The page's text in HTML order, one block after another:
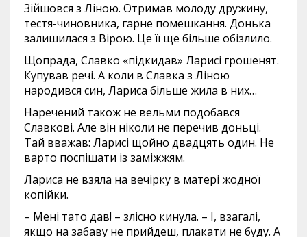
Зійшовся з Ліною. Отримав молоду дружину,
тестя-чиновника, гарне помешкання. Донька
залишилася з Вірою. Це її ще більше обізлило.
Щопрада, Славко «підкидав» Ларисі грошенят.
Купував речі. А коли в Славка з Ліною
народився син, Лариса більше жила в них…
Наречений також не вельми подобався
Славкові. Але він ніколи не перечив доньці.
Тай вважав: Ларисі щойно двадцять один. Не
варто поспішати із заміжжям.
Лариса не взяла на вечірку в матері жодної
копійки.
– Мені тато дав! – злісно кинула. – І, взагалі,
якщо на забаву не прийдеш, плакати не буду. А